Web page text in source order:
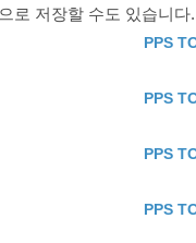
로 저장할 수도 있습니
PPS
PPS
PPS
PPS